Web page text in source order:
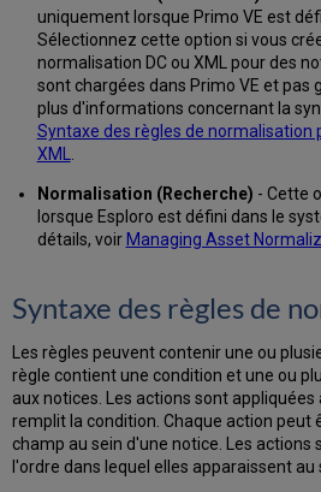
uniquement lorsque Primo VE est
Sélectionnez cette option si vous
normalisation DC ou XML pour des
sont chargées dans Primo VE et pas
plus d'informations concernant la
Syntaxe des règles de normalisation
XML
Normalisation (Recherche) - Cette
lorsque Esploro est défini dans le
détails, voir Managing Asset
Syntaxe des règles de
Les règles peuvent contenir une ou
règle contient une condition et une ou
aux notices. Les actions sont appliquées
remplit la condition. Chaque action peut
champ au sein d'une notice. Les
l'ordre dans lequel elles apparaissent au